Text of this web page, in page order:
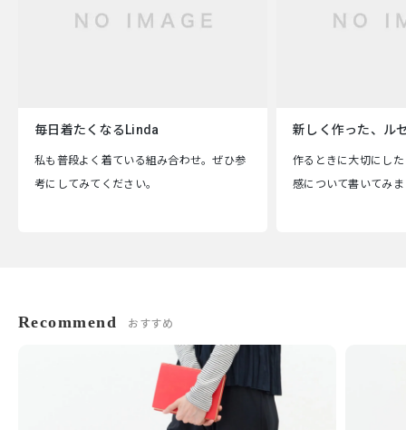
毎日着たくなるLinda
私も普段よく着ている組み合わせ。ぜひ参
考にしてみてください。
新しく作った、ル
作るときに大切にし
感について書いてみ
Recommend おすすめ